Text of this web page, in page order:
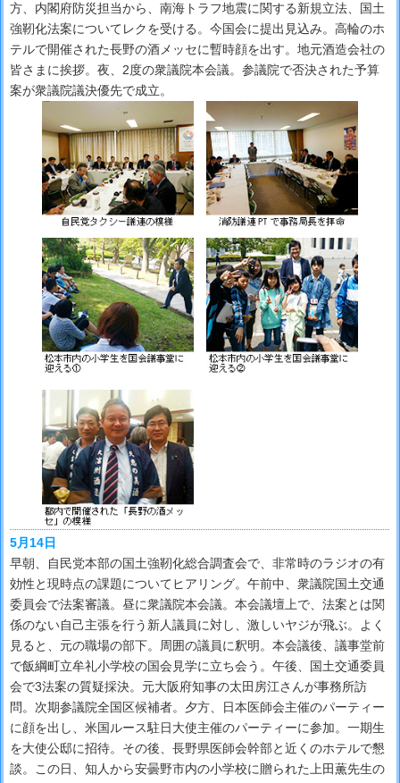
方、内閣府防災担当から、南海トラフ地震に関する新規立法、国土
強靭化法案についてレクを受ける。今国会に提出見込み。高輪のホ
テルで開催された長野の酒メッセに暫時顔を出す。地元酒造会社の
皆さまに挨拶。夜、2度の衆議院本会議。参議院で否決された予算
案が衆議院議決優先で成立。
5月14日
早朝、自民党本部の国土強靭化総合調査会で、非常時のラジオの有
効性と現時点の課題についてヒアリング。午前中、衆議院国土交通
委員会で法案審議。昼に衆議院本会議。本会議壇上で、法案とは関
係のない自己主張を行う新人議員に対し、激しいヤジが飛ぶ。よく
見ると、元の職場の部下。周囲の議員に釈明。本会議後、議事堂前
で飯綱町立牟礼小学校の国会見学に立ち会う。午後、国土交通委員
会で3法案の質疑採決。元大阪府知事の太田房江さんが事務所訪
問。次期参議院全国区候補者。夕方、日本医師会主催のパーティー
に顔を出し、米国ルース駐日大使主催のパーティーに参加。一期生
を大使公邸に招待。その後、長野県医師会幹部と近くのホテルで懇
談。この日、知人から安曇野市内の小学校に贈られた上田薫先生の